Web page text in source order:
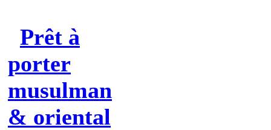
Prêt à
porter
musulman
& oriental